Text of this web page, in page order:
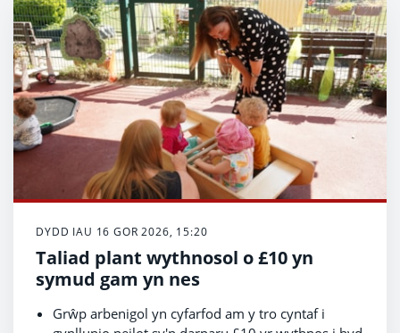
DYDD IAU 16 GOR 2026, 15:20
Taliad plant wythnosol o £10 yn
symud gam yn nes
Grŵp arbenigol yn cyfarfod am y tro cyntaf i